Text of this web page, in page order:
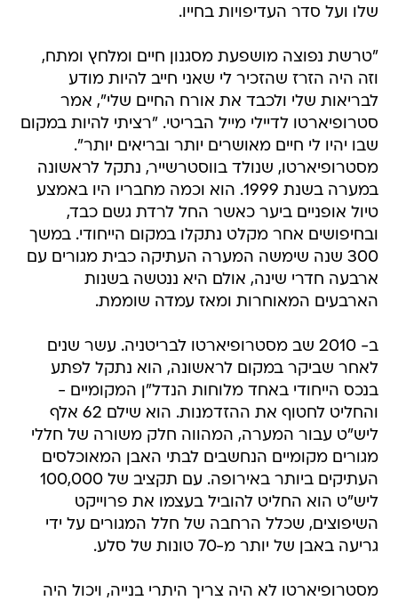
שלו ועל סדר העדיפויות בחייו.
"טרשת נפוצה מושפעת מסגנון חיים ומלחץ ומתח,
וזה היה הזרז שהזכיר לי שאני חייב להיות מודע
לבריאות שלי ולכבד את אורח החיים שלי", אמר
סטרופיארטו לדיילי מייל הבריטי. "רציתי להיות במקום
שבו יהיו לי חיים מאושרים יותר ובריאים יותר".
מסטרופיארטו, שנולד בווסטרשייר, נתקל לראשונה
במערה בשנת 1999. הוא וכמה מחבריו היו באמצע
טיול אופניים ביער כאשר החל לרדת גשם כבד,
ובחיפושים אחר מקלט נתקלו במקום הייחודי. במשך
300 שנה שימשה המערה העתיקה כבית מגורים עם
ארבעה חדרי שינה, אולם היא ננטשה בשנות
הארבעים המאוחרות ומאז עמדה שוממת.
ב- 2010 שב מסטרופיארטו לבריטניה. עשר שנים
לאחר שביקר במקום לראשונה, הוא נתקל לפתע
בנכס הייחודי באחד מלוחות הנדל"ן המקומיים -
והחליט לחטוף את ההזדמנות. הוא שילם 62 אלף
ליש"ט עבור המערה, המהווה חלק משורה של חללי
מגורים מקומיים הנחשבים לבתי האבן המאוכלסים
העתיקים ביותר באירופה. עם תקציב של 100,000
ליש"ט הוא החליט להוביל בעצמו את פרוייקט
השיפוצים, שכלל הרחבה של חלל המגורים על ידי
גריעה באבן של יותר מ-70 טונות של סלע.
מסטרופיארטו לא היה צריך היתרי בנייה, ויכול היה